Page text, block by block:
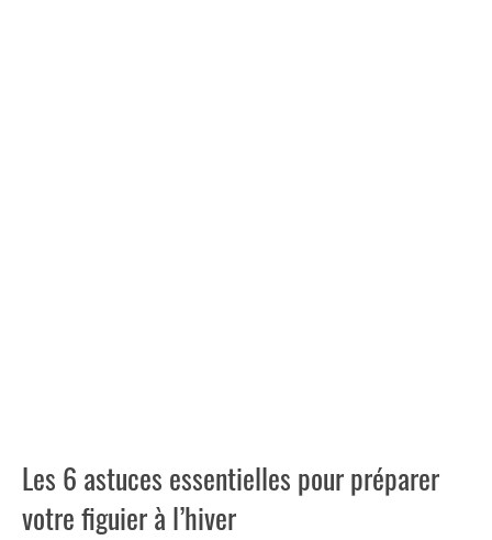
Les 6 astuces essentielles pour préparer
votre figuier à l’hiver